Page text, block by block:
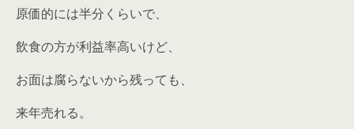
原価的には半分くらいで、
飲食の方が利益率高いけど、
お面は腐らないから残っても、
来年売れる。